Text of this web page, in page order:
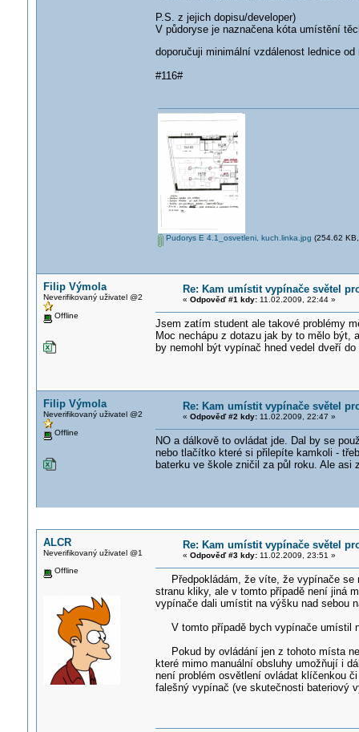
P.S. z jejich dopisu/developer)
V půdoryse je naznačena kóta umístění
doporučuji minimální vzdálenost lednice
#116#
Pudorys E 4.1_osvetleni, kuch.linka.jpg (254.62
Filip Výmola
Neverifikovaný uživatel @2
Offline
Re: Kam umístit vypínače světel
« Odpověď #1 kdy:11.02.2009, 22:44 »
Jsem zatím student ale takové problémy
Moc nechápu z dotazu jak by to mělo
by nemohl být vypínač hned vedel dveří do
Filip Výmola
Neverifikovaný uživatel @2
Offline
Re: Kam umístit vypínače světel
« Odpověď #2 kdy:11.02.2009, 22:47 »
NO a dálkově to ovládat jde. Dal by se
nebo tlačítko které si přilepíte kamkoli -
baterku ve škole zničil za půl roku. Ale
ALCR
Neverifikovaný uživatel @1
Offline
Re: Kam umístit vypínače světel
« Odpověď #3 kdy:11.02.2009, 23:51 »
Předpokládám, že víte, že vypínače se
stranu kliky, ale v tomto případě není jiná
vypínače dali umístit na výšku nad sebou
V tomto případě bych vypínače umístil
Pokud by ovládání jen z tohoto místa
které mimo manuální obsluhy umožňují i
není problém osvětlení ovládat klíčenkou
falešný vypínač (ve skutečnosti bateriový